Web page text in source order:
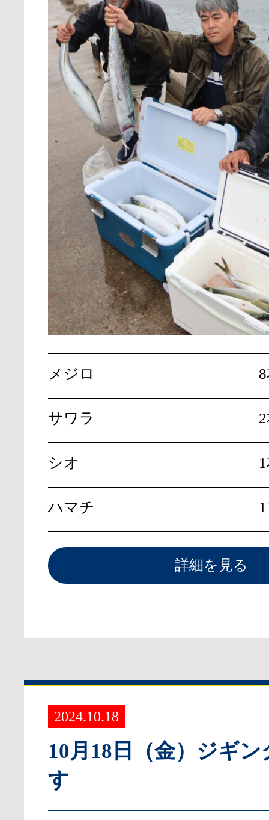
メジロ
サワラ
シオ
ハマチ
詳細を見る
2024.10.18
10月18日（金）ジギ
す